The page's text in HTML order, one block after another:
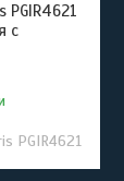
с
PGIR4621